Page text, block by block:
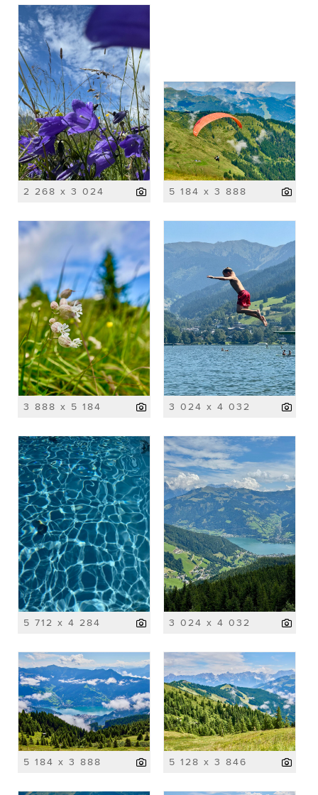
2 268 x 3 024 5 184 x 3 888
3 888 x 5 184 3 024 x 4 032
5 712 x 4 284 3 024 x 4 032
5 184 x 3 888 5 128 x 3 846